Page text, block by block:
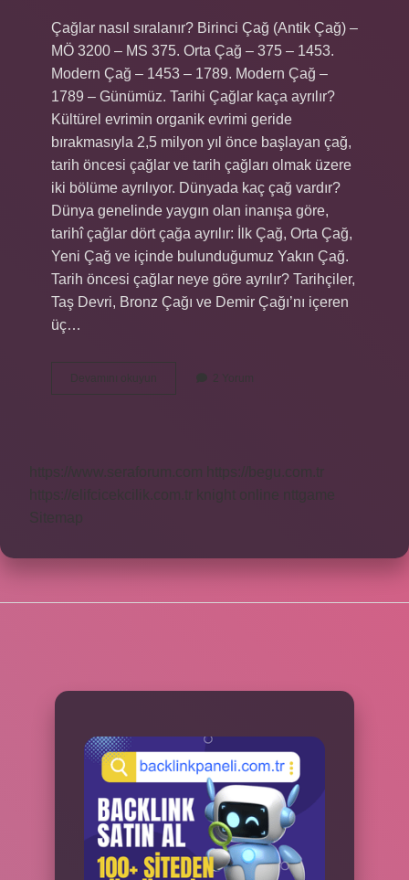
Çağlar nasıl sıralanır? Birinci Çağ (Antik Çağ) –
MÖ 3200 – MS 375. Orta Çağ – 375 – 1453.
Modern Çağ – 1453 – 1789. Modern Çağ –
1789 – Günümüz. Tarihi Çağlar kaça ayrılır?
Kültürel evrimin organik evrimi geride
bırakmasıyla 2,5 milyon yıl önce başlayan çağ,
tarih öncesi çağlar ve tarih çağları olmak üzere
iki bölüme ayrılıyor. Dünyada kaç çağ vardır?
Dünya genelinde yaygın olan inanışa göre,
tarihî çağlar dört çağa ayrılır: İlk Çağ, Orta Çağ,
Yeni Çağ ve içinde bulunduğumuz Yakın Çağ.
Tarih öncesi çağlar neye göre ayrılır? Tarihçiler,
Taş Devri, Bronz Çağı ve Demir Çağı’nı içeren
üç…
Devamını okuyun
Çağlar
2 Yorum
https://www.seraforum.com
https://begu.com.tr
https://elifcicekcilik.com.tr knight online
nttgame
Sitemap